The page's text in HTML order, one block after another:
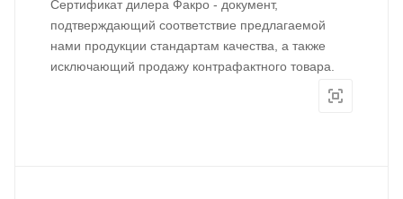
Сертификат дилера Факро - документ,
подтверждающий соответствие предлагаемой
нами продукции стандартам качества, а также
исключающий продажу контрафактного товара.